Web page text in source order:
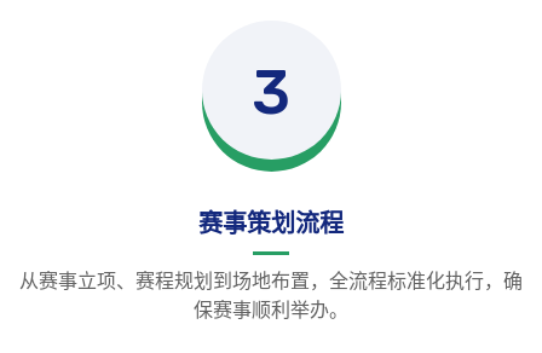
3
赛事策划流程
从赛事立项、赛程规划到场地布置，全流程标准化执行，确
保赛事顺利举办。